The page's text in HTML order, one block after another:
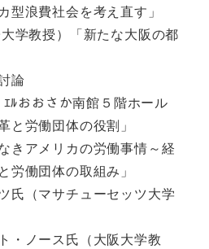
型浪費社会を考え直す」
学教授）「新たな大阪の都
論
ﾙおおさか南館５階ホール
と労働団体の役割」
きアメリカの労働事情～経
労働団体の取組み」
氏（マサチューセッツ大学
・ノース氏（大阪大学教